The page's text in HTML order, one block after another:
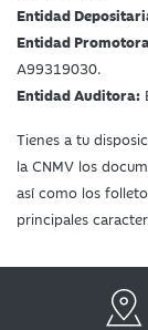
Entidad
Entidad
A99319030.
Entidad Auditora:
Tienes a tu
la CNMV los
así como los
principales